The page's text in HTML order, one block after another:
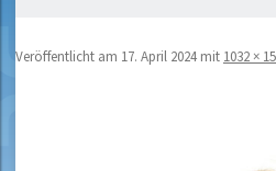
Veröffentlicht am 17. April 2024 mit 1032 ×